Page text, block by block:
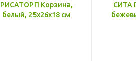
РИСАТОРП Корзина,
белый, 25x26x18 см
СИТА